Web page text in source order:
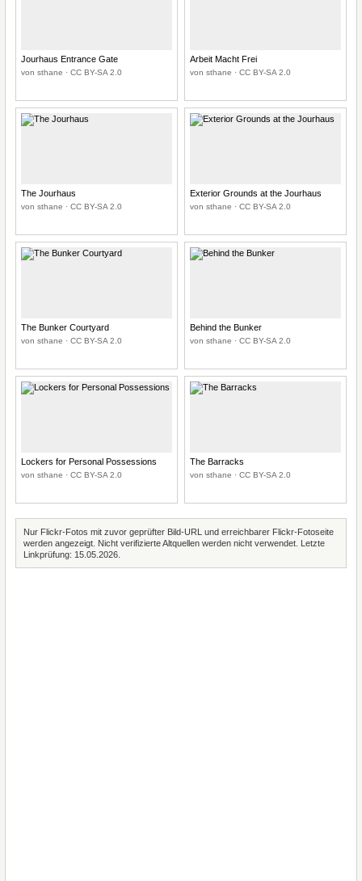
Jourhaus Entrance Gate
von sthane · CC BY-SA 2.0
Arbeit Macht Frei
von sthane · CC BY-SA 2.0
The Jourhaus
von sthane · CC BY-SA 2.0
Exterior Grounds at the Jourhaus
von sthane · CC BY-SA 2.0
The Bunker Courtyard
von sthane · CC BY-SA 2.0
Behind the Bunker
von sthane · CC BY-SA 2.0
Lockers for Personal Possessions
von sthane · CC BY-SA 2.0
The Barracks
von sthane · CC BY-SA 2.0
Nur Flickr-Fotos mit zuvor geprüfter Bild-URL und erreichbarer Flickr-Fotoseite
werden angezeigt. Nicht verifizierte Altquellen werden nicht verwendet. Letzte
Linkprüfung: 15.05.2026.